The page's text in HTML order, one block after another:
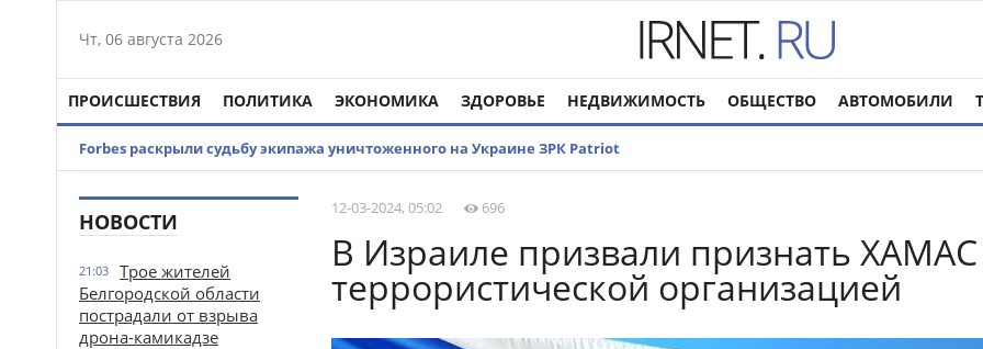
Чт, 06 августа 2026
ПРОИСШЕСТВИЯ ПОЛИТИКА ЭКОНОМИКА ЗДОРОВЬЕ НЕДВИЖИМОСТЬ ОБЩЕСТВО АВТОМОБИЛИ
Forbes раскрыли судьбу экипажа уничтоженного на Украине ЗРК Patriot
НОВОСТИ
21:03
Трое жителей
Белгородской области
пострадали от взрыва
дрона-камикадзе
12-03-2024, 05:02 696
В Израиле призвали признать ХАМАС
террористической организацией